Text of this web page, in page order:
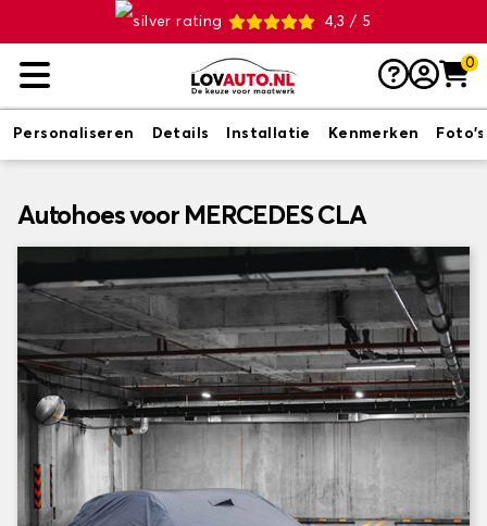
4,3 / 5
0
Personaliseren Details Installatie Kenmerken Foto's
Autohoes voor MERCEDES CLA